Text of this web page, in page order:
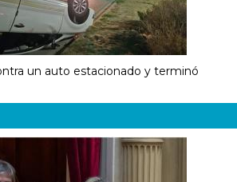
un auto estacionado y terminó